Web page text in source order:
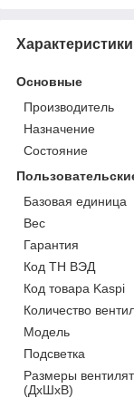
Характеристики
Основные
Производитель
Назначение
Состояние
Базовая единица
Вес
Гарантия
Код ТН ВЭД
Код товара Kaspi
Количество
Модель
Подсветка
Размеры
(ДхШхВ)